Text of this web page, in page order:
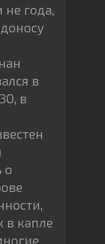
не года,
в
в
о
в капле